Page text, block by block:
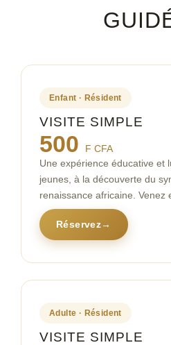
Enfant · Résident
VISITE SIMPLE
500
F CFA
Une expérience éducative et
jeunes, à la découverte du
renaissance africaine. Venez
Réservez→
Adulte · Résident
VISITE SIMPLE